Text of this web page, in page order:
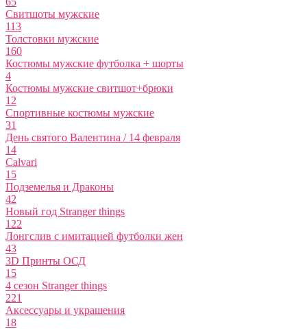
Свитшоты мужские
113
Толстовки мужские
160
Костюмы мужские футболка + шорты
4
Костюмы мужские свитшот+брюки
12
Спортивные костюмы мужские
31
День святого Валентина / 14 февраля
14
Calvari
15
Подземелья и Драконы
42
Новый год Stranger things
122
Лонгслив с имитацией футболки жен
43
3D Принты ОСД
15
4 сезон Stranger things
221
Аксессуары и украшения
18